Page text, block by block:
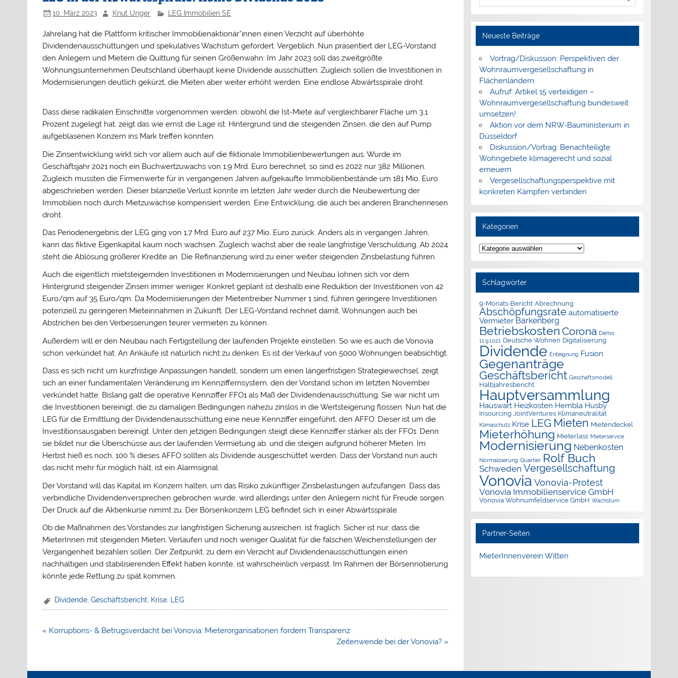
10. März 2023 Knut Unger LEG Immobilien SE
Jahrelang hat die Plattform kritischer Immobilienaktionär*innen einen Verzicht auf überhöhte
Dividendenausschüttungen und spekulatives Wachstum gefordert. Vergeblich. Nun präsentiert der LEG-Vorstand
den Anlegern und Mietern die Quittung für seinen Größenwahn: Im Jahr 2023 soll das zweitgrößte
Wohnungsunternehmen Deutschland überhaupt keine Dividende ausschütten. Zugleich sollen die Investitionen in
Modernisierungen deutlich gekürzt, die Mieten aber weiter erhöht werden. Eine endlose Abwärtsspirale droht.
Dass diese radikalen Einschnitte vorgenommen werden, obwohl die Ist-Miete auf vergleichbarer Fläche um 3,1
Prozent zugelegt hat, zeigt das wie ernst die Lage ist. Hintergrund sind die steigenden Zinsen, die den auf Pump
aufgeblasenen Konzern ins Mark treffen könnten.
Die Zinsentwicklung wirkt sich vor allem auch auf die fiktionale Immobilienbewertungen aus. Wurde im
Geschäftsjahr 2021 noch ein Buchwertzuwachs von 1,9 Mrd. Euro berechnet, so sind es 2022 nur 382 Millionen.
Zugleich mussten die Firmenwerte für in vergangenen Jahren aufgekaufte Immobilienbestände um 181 Mio. Euro
abgeschrieben werden. Dieser bilanzielle Verlust konnte im letzten Jahr weder durch die Neubewertung der
Immobilien noch durch Mietzuwächse kompensiert werden. Eine Entwicklung, die auch bei anderen Branchenriesen
droht.
Das Periodenergebnis der LEG ging von 1,7 Mrd. Euro auf 237 Mio. Euro zurück. Anders als in vergangen Jahren,
kann das fiktive Eigenkapital kaum noch wachsen. Zugleich wächst aber die reale langfristige Verschuldung. Ab 2024
steht die Ablösung größerer Kredite an. Die Refinanzierung wird zu einer weiter steigenden Zinsbelastung führen.
Auch die eigentlich mietsteigernden Investitionen in Modernisierungen und Neubau lohnen sich vor dem
Hintergrund steigender Zinsen immer weniger. Konkret geplant ist deshalb eine Reduktion der Investitionen von 42
Euro/qm auf 35 Euro/qm. Da Modernisierungen der Mietentreiber Nummer 1 sind, führen geringere Investitionen
potenziell zu geringeren Mieteinnahmen in Zukunft. Der LEG-Vorstand rechnet damit, Wohnungen auch bei
Abstrichen bei den Verbesserungen teurer vermieten zu können.
Außerdem will er den Neubau nach Fertigstellung der laufenden Projekte einstellen. So wie es auch die Vonovia
schon verkündet hat. An Ankäufe ist natürlich nicht zu denken. Es ist der Verkauf von 5000 Wohnungen beabsichtigt.
Dass es sich nicht um kurzfristige Anpassungen handelt, sondern um einen längerfristigen Strategiewechsel, zeigt
sich an einer fundamentalen Veränderung im Kennziffernsystem, den der Vorstand schon im letzten November
verkündet hatte. Bislang galt die operative Kennziffer FFO1 als Maß der Dividendenausschüttung. Sie war nicht um
die Investitionen bereinigt, die zu damaligen Bedingungen nahezu zinslos in die Wertsteigerung flossen. Nun hat die
LEG für die Ermittlung der Dividendenausschüttung eine neue Kennziffer eingeführt, den AFFO. Dieser ist um die
Investitionsausgaben bereinigt. Unter den jetzigen Bedingungen steigt diese Kennziffer stärker als der FFO1. Denn
sie bildet nur die Überschüsse aus der laufenden Vermietung ab, und die steigen aufgrund höherer Mieten. Im
Herbst hieß es noch, 100 % dieses AFFO sollten als Dividende ausgeschüttet werden. Dass der Vorstand nun auch
das nicht mehr für möglich hält, ist ein Alarmsignal.
Der Vorstand will das Kapital im Konzern halten, um das Risiko zukünftiger Zinsbelastungen aufzufangen. Dass das
verbindliche Dividendenversprechen gebrochen wurde, wird allerdings unter den Anlegern nicht für Freude sorgen.
Der Druck auf die Aktienkurse nimmt zu. Der Börsenkonzern LEG befindet sich in einer Abwärtsspirale.
Ob die Maßnahmen des Vorstandes zur langfristigen Sicherung ausreichen, ist fraglich. Sicher ist nur, dass die
MieterInnen mit steigenden Mieten, Verläufen und noch weniger Qualität für die falschen Weichenstellungen der
Vergangenheit bezahlen sollen. Der Zeitpunkt, zu dem ein Verzicht auf Dividendenausschüttungen einen
nachhaltigen und stabilisierenden Effekt haben konnte, ist wahrscheinlich verpasst. Im Rahmen der Börsennotierung
könnte jede Rettung zu spät kommen.
Dividende ,Geschäftsbericht Krise LEG
Beitragsnavigation
« Korruptions- & Betrugsverdacht bei Vonovia: Mieterorganisationen fordern Transparenz
Zeitenwende bei der Vonovia? »
Neueste Beiträge
Vortrag/Diskussion: Perspektiven der
Wohnraumvergesellschaftung in
Flächenländern
Aufruf: Artikel 15 verteidigen –
Wohnraumvergesellschaftung bundesweit
umsetzen!
Aktion vor dem NRW-Bauministerium in
Düsseldorf
Diskussion/Vortrag: Benachteiligte
Wohngebiete klimagerecht und sozial
erneuern
Vergesellschaftungsperspektive mit
konkreten Kämpfen verbinden
Kategorien
Kategorien
Schlagwörter
9-Monats-Bericht Abrechnung
Abschöpfungsrate automatisierte
Vermieter Barkenberg
Betriebskosten Corona Demo
11.9.1021 Deutsche Wohnen Digitalisierung
Dividende Enteignung Fusion
Gegenanträge
Geschäftsbericht Geschäftsmodell
Halbjahresbericht
Hauptversammlung
Hauswart Heizkosten Hembla Husby
Insourcing JointVentures Klimaneutralität
Klimaschutz Krise LEG Mieten Mietendeckel
Mieterhöhung Mieterlass Mieterservice
Modernisierung Nebenkosten
Normalisierung Quartier Rolf Buch
Schweden Vergesellschaftung
Vonovia Vonovia-Protest
Vonovia Immobilienservice GmbH
Vonovia Wohnumfeldservice GmbH Wachstum
Partner-Seiten
MieterInnenverein Witten